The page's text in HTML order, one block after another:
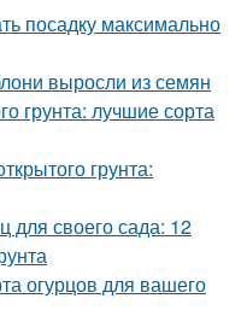
посадку максимально
выросли из семян
грунта: лучшие сорта
грунта:
для своего сада: 12
огурцов для вашего